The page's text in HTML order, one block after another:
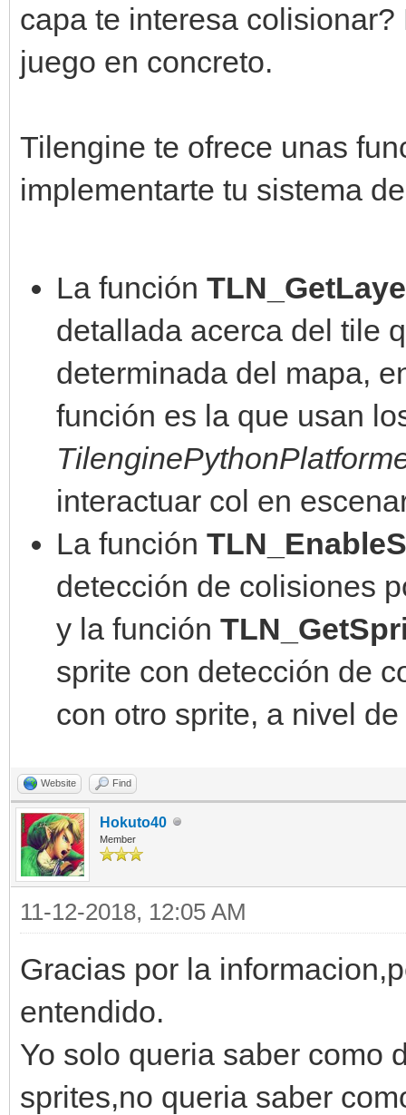
capa te interesa
juego en concreto.
Tilengine te ofrece unas
implementarte tu sistema
La función
detallada acerca del tile
determinada del mapa,
función es la que usan
interactuar col en
La función
detección de colisiones
y la función
sprite con detección de
con otro sprite, a nivel
Website Find
Hokuto40
Member
11-12-2018, 12:05 AM
Gracias por la
entendido.
Yo solo queria saber como
sprites,no queria saber